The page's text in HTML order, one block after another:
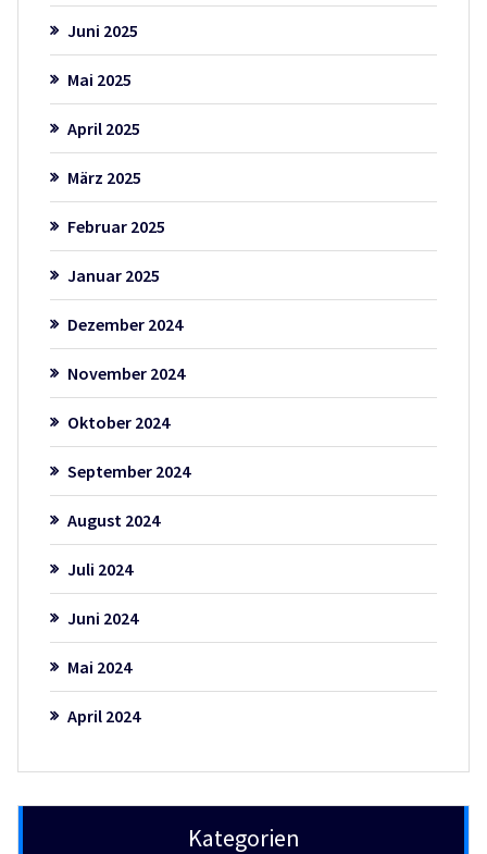
Juni 2025
Mai 2025
April 2025
März 2025
Februar 2025
Januar 2025
Dezember 2024
November 2024
Oktober 2024
September 2024
August 2024
Juli 2024
Juni 2024
Mai 2024
April 2024
Kategorien